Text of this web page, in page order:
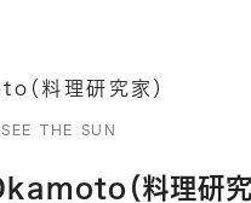
THE SUN
（料理研究